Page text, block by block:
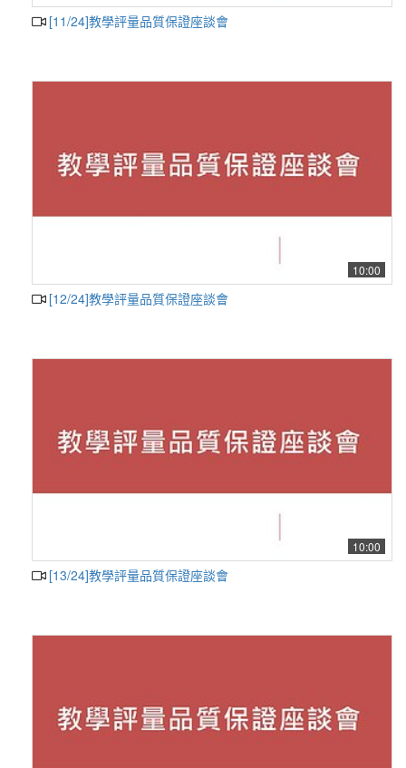
[11/24]教學評量品質保證座談會
10:00
[12/24]教學評量品質保證座談會
10:00
[13/24]教學評量品質保證座談會